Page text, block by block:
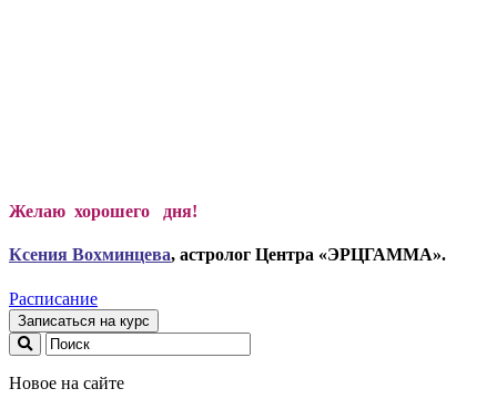
Желаю хорошего дня!
Ксения Вохминцева, астролог Центра «ЭРЦГАММА».
Расписание
Записаться на курс
Новое на сайте